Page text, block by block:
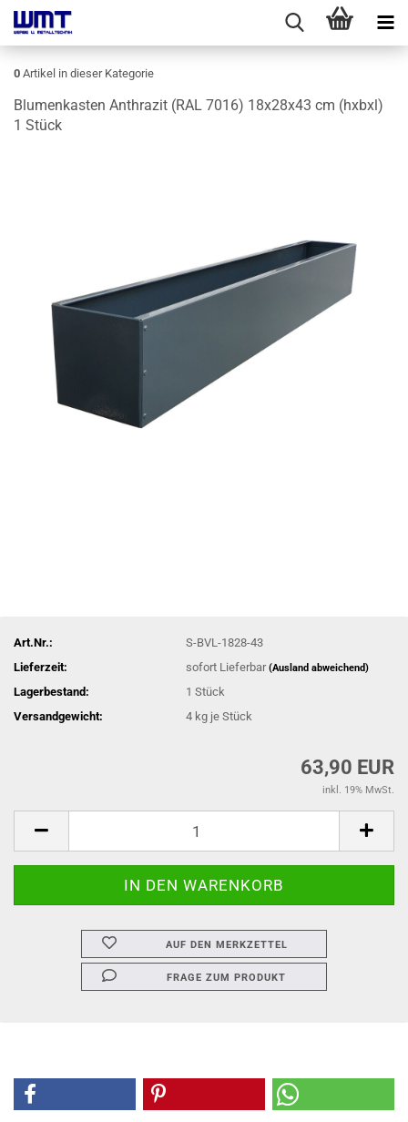
0 Artikel in dieser Kategorie
Blu­men­kas­ten An­thra­zit (RAL 7016) 18x28x43 cm (hxbxl)
1 Stück
Art.Nr.:
S-BVL-1828-43
Lieferzeit:
sofort Lieferbar(Ausland abweichend)
Lagerbestand: 1Stück
Versandgewicht:
4 kg je Stück
63,90 EUR
inkl. 19% MwSt.
AUF DEN MERKZETTEL
FRAGE ZUM PRODUKT